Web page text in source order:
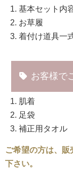
基本セット内
お草履
着付け道具一
お客様で
肌着
足袋
補正用タオル
ご希望の方は、
下さい。